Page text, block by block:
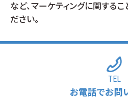
など、マーケティングに関する
ださい。
TEL
お電話でお問